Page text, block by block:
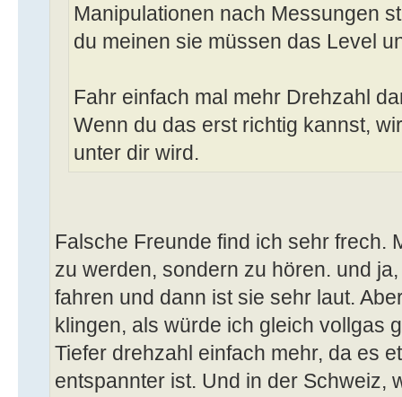
Manipulationen nach Messungen
du meinen sie müssen das Level
Fahr einfach mal mehr Drehzahl
Wenn du das erst richtig kannst,
unter dir wird.
Falsche Freunde find ich sehr frech.
zu werden, sondern zu hören. und
fahren und dann ist sie sehr laut.
klingen, als würde ich gleich vollgas
Tiefer drehzahl einfach mehr, da es
entspannter ist. Und in der Schweiz,